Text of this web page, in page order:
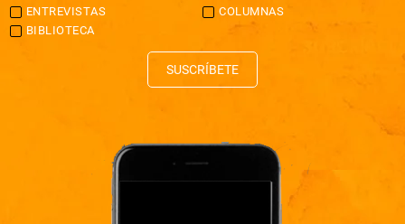
ENTREVISTAS
COLUMNAS
BIBLIOTECA
SUSCRÍBETE